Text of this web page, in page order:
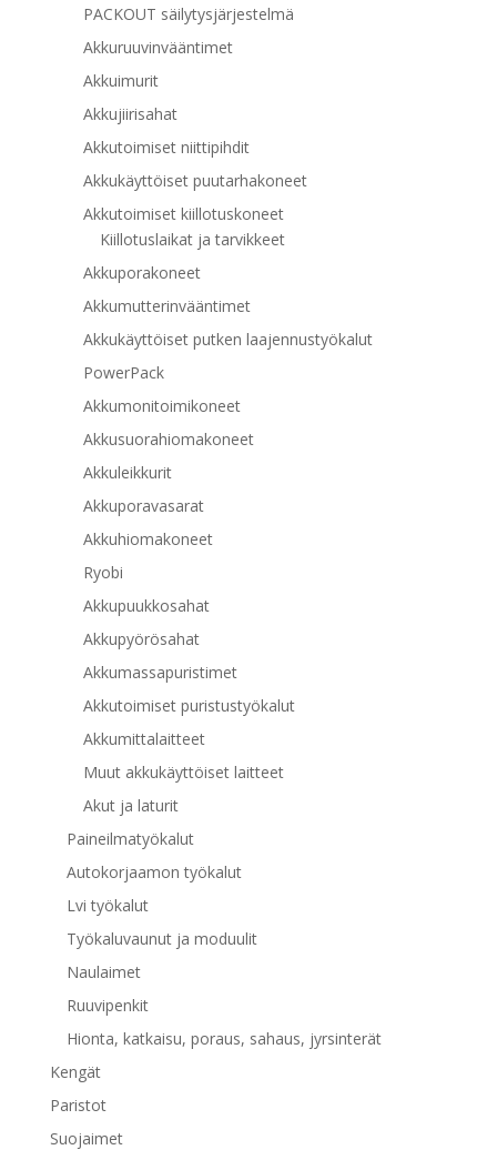
PACKOUT säilytysjärjestelmä
Akkuruuvinvääntimet
Akkuimurit
Akkujiirisahat
Akkutoimiset niittipihdit
Akkukäyttöiset puutarhakoneet
Akkutoimiset kiillotuskoneet
Kiillotuslaikat ja tarvikkeet
Akkuporakoneet
Akkumutterinvääntimet
Akkukäyttöiset putken laajennustyökalut
PowerPack
Akkumonitoimikoneet
Akkusuorahiomakoneet
Akkuleikkurit
Akkuporavasarat
Akkuhiomakoneet
Ryobi
Akkupuukkosahat
Akkupyörösahat
Akkumassapuristimet
Akkutoimiset puristustyökalut
Akkumittalaitteet
Muut akkukäyttöiset laitteet
Akut ja laturit
Paineilmatyökalut
Autokorjaamon työkalut
Lvi työkalut
Työkaluvaunut ja moduulit
Naulaimet
Ruuvipenkit
Hionta, katkaisu, poraus, sahaus, jyrsinterät
Kengät
Paristot
Suojaimet